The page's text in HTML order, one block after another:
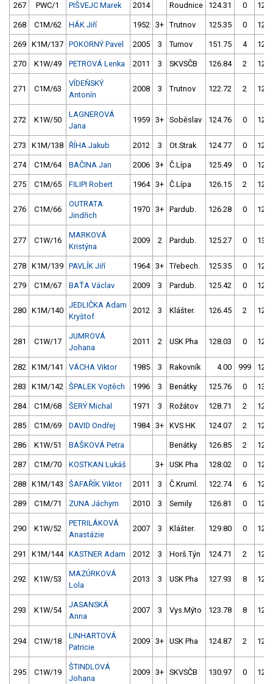
267 PWC/1 PIŠVEJC Marek 2014 Roudnice 124.31 0
268 C1M/62 HÁK Jiří 1952 3+ Trutnov 125.35 0
269 K1M/137 POKORNÝ Pavel 2005 3 Turnov 151.75 4
270 K1W/49 PETROVÁ Lenka 2011 3 SKVSČB 126.84 2
271 C1M/63
VÍDEŇSKÝ
Antonín
2008 3 Trutnov 122.72 2
272 K1W/50
LAGNEROVÁ
Jana
1959 3+ Soběslav 124.76 0
273 K1M/138 ŘÍHA Jakub 2012 3 Ot.Strak 124.77 0
274 C1M/64 BAČINA Jan 2006 3+ Č.Lípa 125.49 0
275 C1M/65 FILIPI Robert 1964 3+ Č.Lípa 126.15 2
276 C1M/66
OUTRATA
Jindřich
1970 3+ Pardub. 126.28 0
277 C1W/16
MARKOVÁ
Kristýna
2009 2 Pardub. 125.27 0
278 K1M/139 PAVLÍK Jiří 1964 3+ Třebech. 125.35 0
279 C1M/67 BAŤA Václav 2009 3 Pardub. 125.42 0
280 K1M/140
JEDLIČKA Adam
Kryštof
2012 3 Klášter. 126.45 2
281 C1W/17
JUMROVÁ
Johana
2011 2 USK Pha 128.03 0
282 K1M/141 VÁCHA Viktor 1985 3 Rakovník 4.00 999
283 K1M/142 ŠPALEK Vojtěch 1996 3 Benátky 125.76 0
284 C1M/68 ŠERÝ Michal 1971 3 Rožátov 128.71 2
285 C1M/69 DAVID Ondřej 1984 3+ KVS HK 124.07 2
286 K1W/51 BAŠKOVÁ Petra Benátky 126.85 2
287 C1M/70 KOSTKAN Lukáš 3+ USK Pha 128.02 0
288 K1M/143 ŠAFAŘÍK Viktor 2011 3 Č.Kruml. 122.74 6
289 C1M/71 ZUNA Jáchym 2010 3 Semily 126.81 0
290 K1W/52
PETRILÁKOVÁ
Anastázie
2007 3 Klášter. 129.80 0
291 K1M/144 KASTNER Adam 2012 3 Horš.Týn 124.71 2
292 K1W/53
MAZÚRKOVÁ
Lola
2013 3 USK Pha 127.93 8
293 K1W/54
JASANSKÁ
Anna
2007 3 Vys.Mýto 123.78 8
294 C1W/18
LINHARTOVÁ
Patricie
2009 3+ USK Pha 124.87 2
295 C1W/19
ŠTINDLOVÁ
Johana
2009 3+ SKVSČB 130.97 0